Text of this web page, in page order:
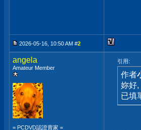
2026-05-16, 10:50 AM #2
angela
Amateur Member
= PCDVD認證賣家 =
引用:
作者
妳好,
已填